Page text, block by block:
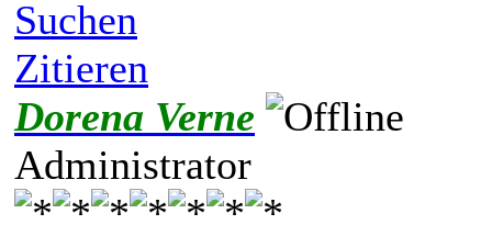
Suchen
Zitieren
Dorena Verne
Administrator